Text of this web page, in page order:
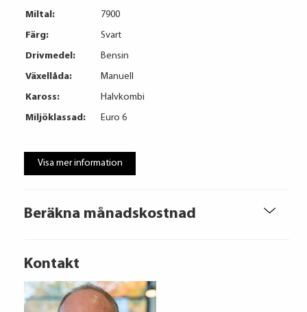
Beräkna månadskostnad
Miltal:
7900
Färg:
Svart
Drivmedel:
Bensin
Växellåda:
Manuell
Kaross:
Halvkombi
Miljöklassad:
Euro 6
Visa mer information
Kontakt